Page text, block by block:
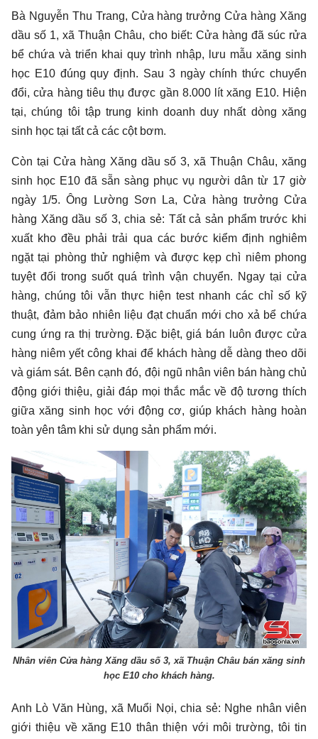
Bà Nguyễn Thu Trang, Cửa hàng trưởng Cửa hàng Xăng
dầu số 1, xã Thuận Châu, cho biết: Cửa hàng đã súc rửa
bể chứa và triển khai quy trình nhập, lưu mẫu xăng sinh
học E10 đúng quy định. Sau 3 ngày chính thức chuyển
đổi, cửa hàng tiêu thụ được gần 8.000 lít xăng E10. Hiện
tại, chúng tôi tập trung kinh doanh duy nhất dòng xăng
sinh học tại tất cả các cột bơm.
Còn tại Cửa hàng Xăng dầu số 3, xã Thuận Châu, xăng
sinh học E10 đã sẵn sàng phục vụ người dân từ 17 giờ
ngày 1/5. Ông Lường Sơn La, Cửa hàng trưởng Cửa
hàng Xăng dầu số 3, chia sẻ: Tất cả sản phẩm trước khi
xuất kho đều phải trải qua các bước kiểm định nghiêm
ngặt tại phòng thử nghiệm và được kẹp chì niêm phong
tuyệt đối trong suốt quá trình vận chuyển. Ngay tại cửa
hàng, chúng tôi vẫn thực hiện test nhanh các chỉ số kỹ
thuật, đảm bảo nhiên liệu đạt chuẩn mới cho xả bể chứa
cung ứng ra thị trường. Đặc biệt, giá bán luôn được cửa
hàng niêm yết công khai để khách hàng dễ dàng theo dõi
và giám sát. Bên cạnh đó, đội ngũ nhân viên bán hàng chủ
động giới thiệu, giải đáp mọi thắc mắc về độ tương thích
giữa xăng sinh học với động cơ, giúp khách hàng hoàn
toàn yên tâm khi sử dụng sản phẩm mới.
Nhân viên Cửa hàng Xăng dầu số 3, xã Thuận Châu bán xăng sinh
học E10 cho khách hàng.
Anh Lò Văn Hùng, xã Muổi Nọi, chia sẻ: Nghe nhân viên
giới thiệu về xăng E10 thân thiện với môi trường, tôi tin